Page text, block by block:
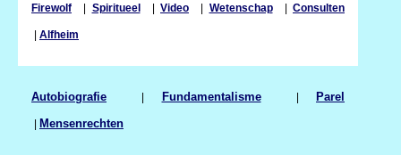
Firewolf | Spiritueel| Video | Wetenschap| Consulten
| Alfheim
Autobiografie | Fundamentalisme| Parel
| Mensenrechten